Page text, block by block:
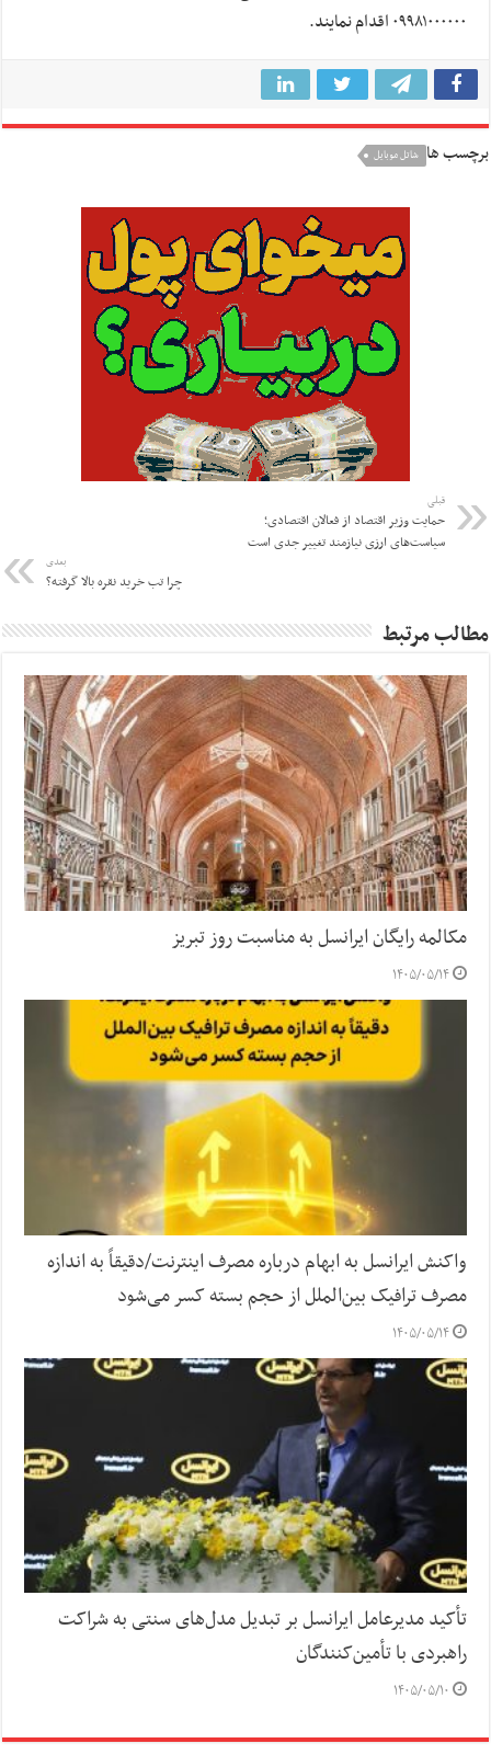
۰۹۹۸۱۰۰۰۰۰۰ اقدام نمایند.
برچسب ها شاتل موبایل
قبلی
حمایت وزیر اقتصاد از فعالان اقتصادی؛
سیاست‌های ارزی نیازمند تغییر جدی است
بعدی
چرا تب خرید نقره بالا گرفته؟
مطالب مرتبط
مکالمه رایگان ایرانسل به مناسبت روز تبریز
۱۴۰۵/۰۵/۱۴
واکنش ایرانسل به ابهام درباره مصرف اینترنت/دقیقاً به اندازه
مصرف ترافیک بین‌الملل از حجم بسته کسر می‌شود
۱۴۰۵/۰۵/۱۴
تأکید مدیرعامل ایرانسل بر تبدیل مدل‌های سنتی به شراکت
راهبردی با تأمین‌کنندگان
۱۴۰۵/۰۵/۱۰